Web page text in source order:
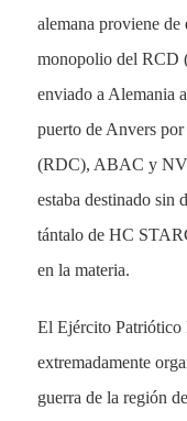
alemana proviene de
monopolio del RCD
enviado a Alemania
puerto de Anvers
(RDC), ABAC y
estaba destinado sin
tántalo de HC
en la materia.
El Ejército Patriótico
extremadamente
guerra de la región